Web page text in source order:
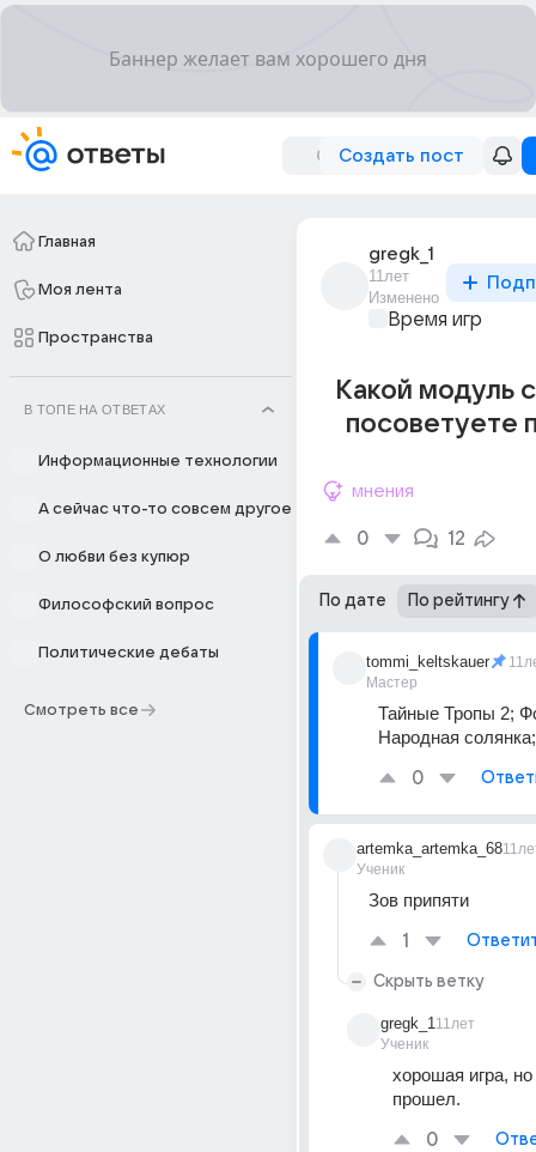
Создать пост
Главная
Моя лента
Пространства
В ТОПЕ НА ОТВЕТАХ
Информационные технологии
А сейчас что-то совсем другое
О любви без купюр
Философский вопрос
Политические дебаты
Смотреть все
gregk_1
11лет
Изменено
Время игр
Какой модуль
посоветуете
мнения
0 12
По дате По рейтингу
tommi_keltskauer
Мастер
Тайные Тропы 2;
Народная
0
artemka_artemka_68
Ученик
Зов припяти
1
Скрыть ветку
gregk_1
Ученик
11лет
хорошая игра,
прошел.
0